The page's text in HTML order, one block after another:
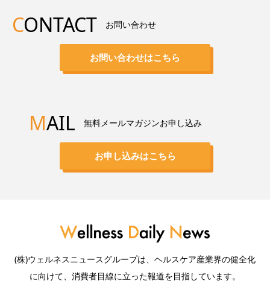
CONTACT お問い合わせ
お問い合わせはこちら
MAIL 無料メールマガジンお申し込み
お申し込みはこちら
(株)ウェルネスニュースグループは、ヘルスケア産業界の健全化
に向けて、消費者目線に立った報道を目指しています。